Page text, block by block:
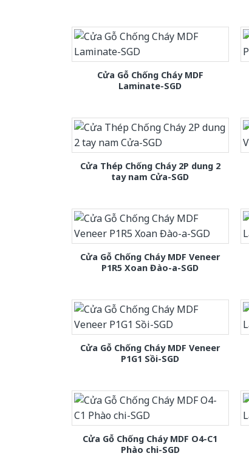
Cửa Gỗ Chống Cháy MDF
Laminate-SGD
Cửa Thép Chống Cháy 2P dung 2
tay nam Cửa-SGD
Cửa Gỗ Chống Cháy MDF Veneer
P1R5 Xoan Đào-a-SGD
Cửa Gỗ Chống Cháy MDF Veneer
P1G1 Sồi-SGD
Cửa Gỗ Chống Cháy MDF O4-C1
Phào chi-SGD